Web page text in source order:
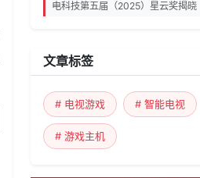
电科技第五届（2025）星云奖揭晓
文章标签
# 电视游戏 # 智能电视
# 游戏主机